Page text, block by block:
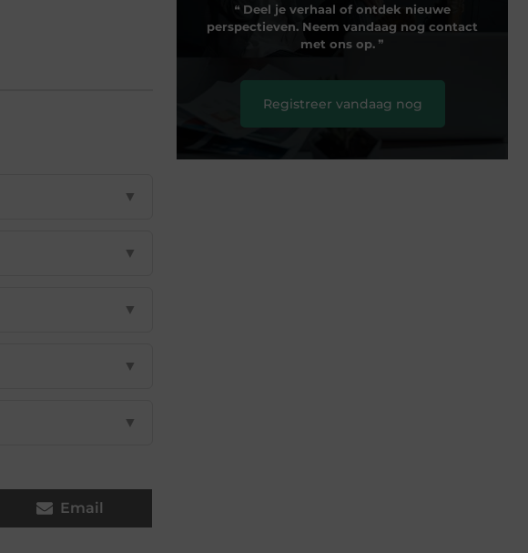
▼
▼
▼
▼
▼
Email
❝ Deel je verhaal of ontdek nieuwe
perspectieven. Neem vandaag nog contact
met ons op. ❞
Registreer vandaag nog